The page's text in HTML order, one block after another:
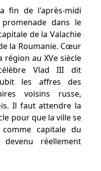
fin de l'après-midi
dans le
de la Valachie
la Roumanie. Cœur
au XVe siècle
Vlad III dit
les affres des
voisins russe,
Il faut attendre la
pour que la ville se
capitale du
réellement